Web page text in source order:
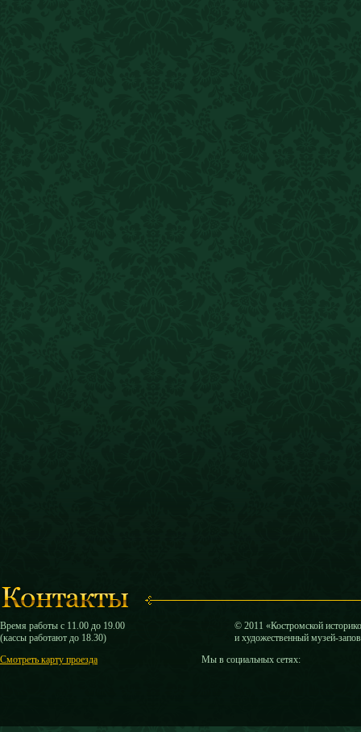
Время работы с 11.00 до 19.00
(кассы работают до 18.30)
Смотреть карту проезда
© 2011 «Костромской
и художественный музей-
Мы в социальных сетях: